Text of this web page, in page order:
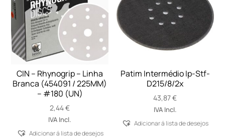
CIN – Rhynogrip – Linha
Branca (454091 / 225MM)
– #180 (UN)
2,44€
IVA Incl.
Adicionar á lista de desejos
Patim Intermédio Ip-Stf-
D215/8/2x
43,87€
IVA Incl.
Adicionar á lista de desejos